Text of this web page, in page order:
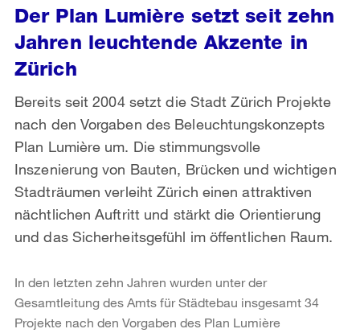
Der Plan Lumière setzt seit zehn
Jahren leuchtende Akzente in
Zürich
Bereits seit 2004 setzt die Stadt Zürich Projekte
nach den Vorgaben des Beleuchtungskonzepts
Plan Lumière um. Die stimmungsvolle
Inszenierung von Bauten, Brücken und wichtigen
Stadträumen verleiht Zürich einen attraktiven
nächtlichen Auftritt und stärkt die Orientierung
und das Sicherheitsgefühl im öffentlichen Raum.
In den letzten zehn Jahren wurden unter der
Gesamtleitung des Amts für Städtebau insgesamt 34
Projekte nach den Vorgaben des Plan Lumière